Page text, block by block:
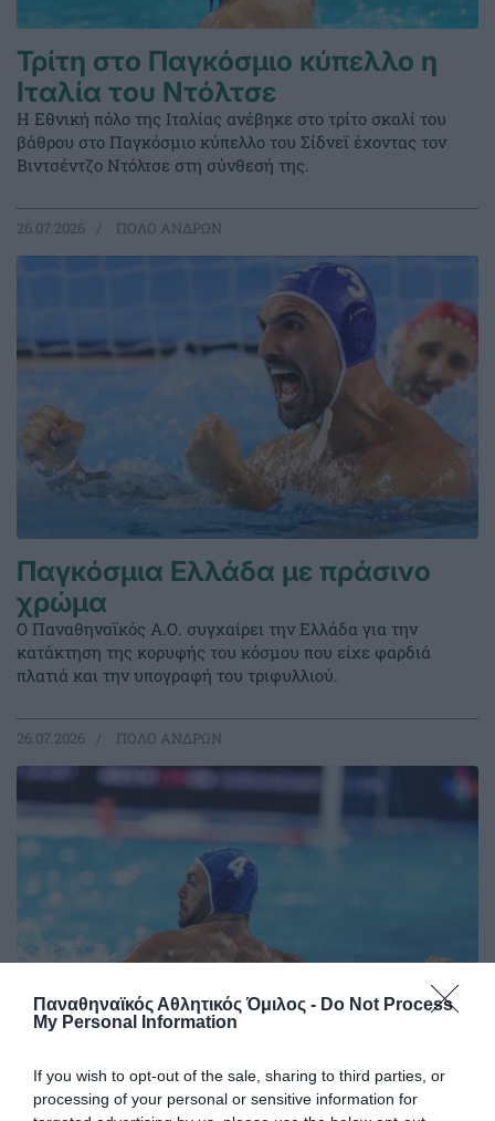
Παναθηναϊκός Αθλητικός Όμιλος - Do Not Process
My Personal Information
If you wish to opt-out of the sale, sharing to third parties, or
processing of your personal or sensitive information for
Τρίτη στο Παγκόσμιο κύπελλο η
Ιταλία του Ντόλτσε
Η Εθνική πόλο της Ιταλίας ανέβηκε στο τρίτο σκαλί του
βάθρου στο Παγκόσμιο κύπελλο του Σίδνεϊ έχοντας τον
Βιντσέντζο Ντόλτσε στη σύνθεσή της.
26.07.2026 ΠΟΛΟ ΑΝΔΡΩΝ
Παγκόσμια Ελλάδα με πράσινο
χρώμα
Ο Παναθηναϊκός Α.Ο. συγχαίρει την Ελλάδα για την
κατάκτηση της κορυφής του κόσμου που είχε φαρδιά
πλατιά και την υπογραφή του τριφυλλιού.
26.07.2026 ΠΟΛΟ ΑΝΔΡΩΝ
Η Εθνική στον τελικό με 7
«πράσινα» γκολ!